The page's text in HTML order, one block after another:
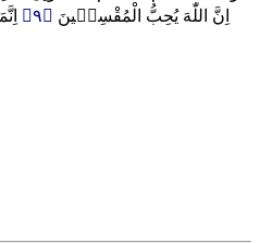
اِنَّ اللّٰهَ يُحِبُّ الْمُقْسِط۪ينَ ﴿٩﴾